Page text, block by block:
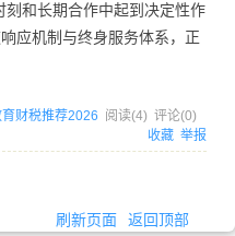
刻和长期合作中起到决定性作
应机制与终身服务体系，正
财税推荐2026 阅读(4) 评论(0)
收藏 举报
刷新页面 返回顶部